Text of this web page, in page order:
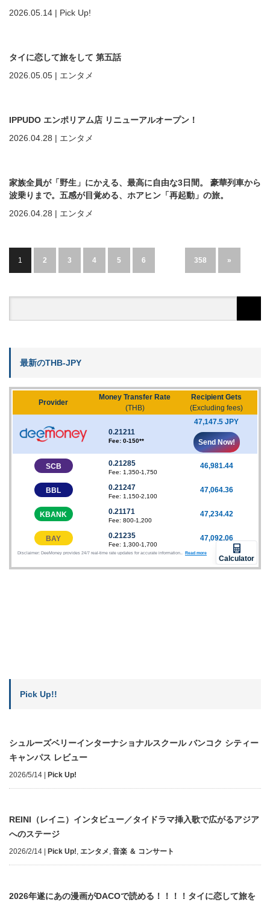
2026.05.14 | Pick Up!
タイに恋して旅をして 第五話
2026.05.05 | エンタメ
IPPUDO エンポリアム店 リニューアルオープン！
2026.04.28 | エンタメ
家族全員が「野生」にかえる、最高に自由な3日間。 豪華列車から
波乗りまで。五感が目覚める、ホアヒン「再起動」の旅。
2026.04.28 | エンタメ
1 2 3 4 5 6 358 »
最新のTHB-JPY
Pick Up!!
シュルーズベリーインターナショナルスクール バンコク シティー
キャンパス レビュー
2026/5/14 Pick Up!
REINI（レイニ）インタビュー／タイドラマ挿入歌で広がるアジア
へのステージ
2026/2/14 Pick Up!, エンタメ, 音楽 ＆ コンサート
2026年遂にあの漫画がDACOで読める！！！！タイに恋して旅を